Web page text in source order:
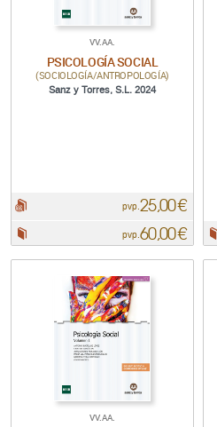
VV.AA.
PSICOLOGÍA SOCIAL
(SOCIOLOGÍA/ANTROPOLOGÍA)
Sanz y Torres, S.L. 2024
pvp. 25,00 €
pvp.60,00 €
VV.AA.